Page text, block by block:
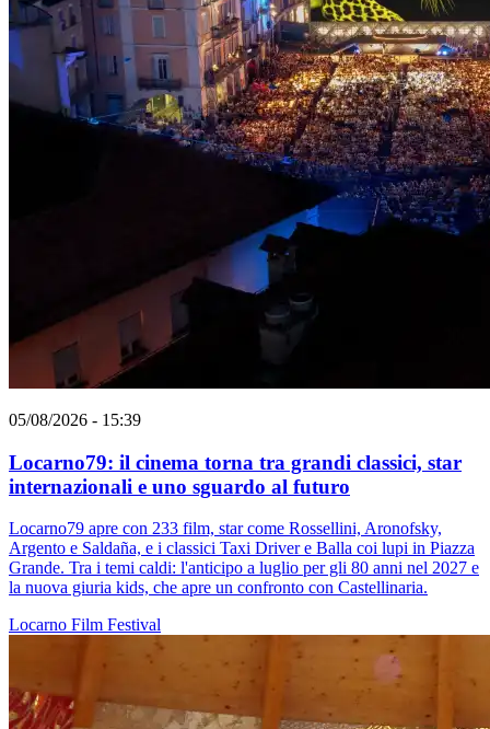
05/08/2026 - 15:39
Locarno79: il cinema torna tra grandi classici, star
internazionali e uno sguardo al futuro
Locarno79 apre con 233 film, star come Rossellini, Aronofsky,
Argento e Saldaña, e i classici Taxi Driver e Balla coi lupi in Piazza
Grande. Tra i temi caldi: l'anticipo a luglio per gli 80 anni nel 2027 e
la nuova giuria kids, che apre un confronto con Castellinaria.
Locarno Film Festival